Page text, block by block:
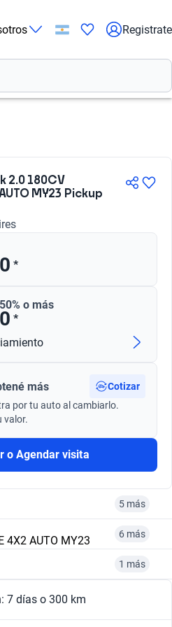
Registrate
2.0 180CV
MY23 Pickup
*
o más
*
más
Cotizar
por tu auto al cambiarlo.
valor.
o Agendar visita
5 más
4X2 AUTO MY23 6 más
$ 29.560.000
1 más
Automático
7 días o 300 km